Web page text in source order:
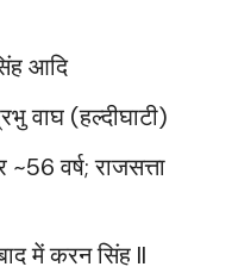
आदि
वाघ (हल्दीघाटी)
वर्ष; राजसत्ता
में करन सिंह II